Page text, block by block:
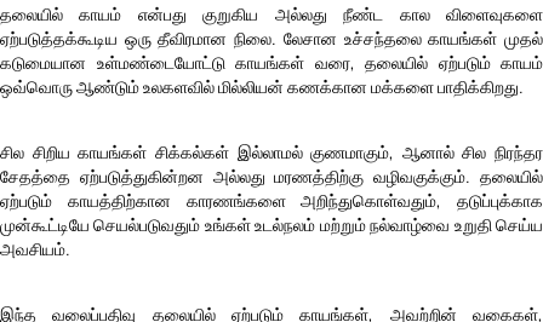
தலையில் காயம் என்பது குறுகிய அல்லது நீண்ட கால விளைவுகளை
ஏற்படுத்தக்கூடிய ஒரு தீவிரமான நிலை. லேசான உச்சந்தலை காயங்கள் முதல்
கடுமையான உள்மண்டையோட்டு காயங்கள் வரை, தலையில் ஏற்படும் காயம்
ஒவ்வொரு ஆண்டும் உலகளவில் மில்லியன் கணக்கான மக்களை பாதிக்கிறது.
சில சிறிய காயங்கள் சிக்கல்கள் இல்லாமல் குணமாகும், ஆனால் சில நிரந்தர
சேதத்தை ஏற்படுத்துகின்றன அல்லது மரணத்திற்கு வழிவகுக்கும். தலையில்
ஏற்படும் காயத்திற்கான காரணங்களை அறிந்துகொள்வதும், தடுப்புக்காக
முன்கூட்டியே செயல்படுவதும் உங்கள் உடல்நலம் மற்றும் நல்வாழ்வை உறுதி செய்ய
அவசியம்.
இந்த வலைப்பதிவு தலையில் ஏற்படும் காயங்கள், அவற்றின் வகைகள்,